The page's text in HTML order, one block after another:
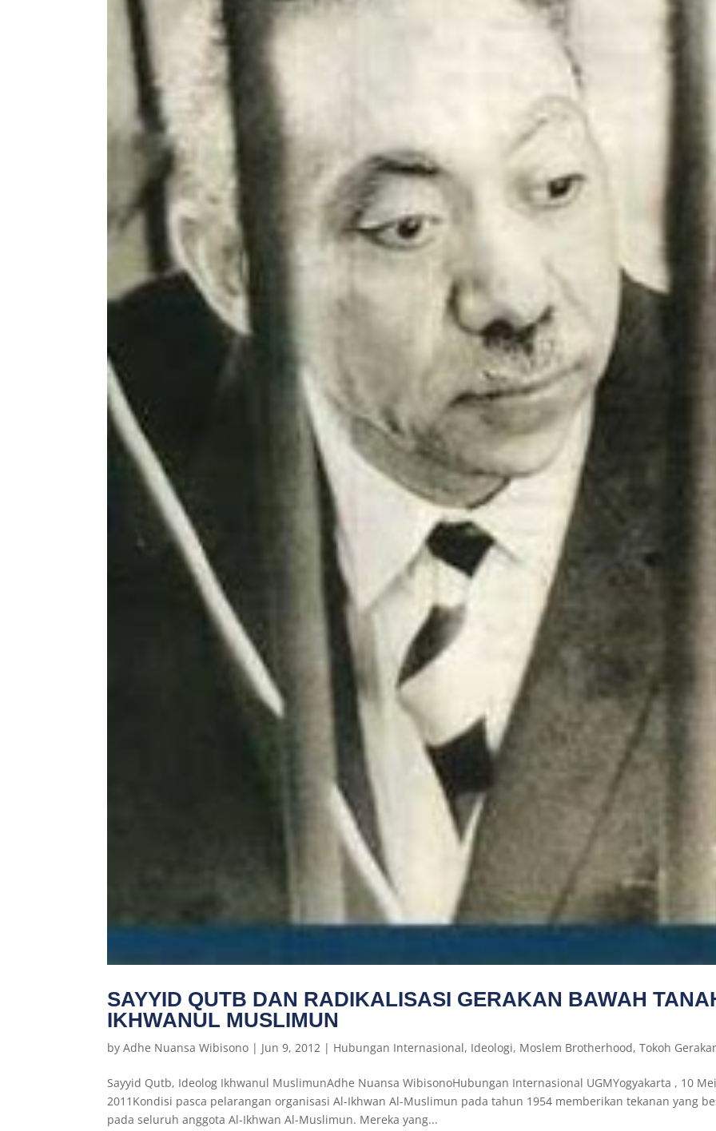
SAYYID QUTB DAN RADIKALISASI GERAKAN BAWAH
IKHWANUL MUSLIMUN
byAdhe Nuansa Wibisono | Jun 9, 2012 | Hubungan Internasional, Ideologi, Moslem Brotherhood,Tokoh
Sayyid Qutb, Ideolog Ikhwanul MuslimunAdhe Nuansa WibisonoHubungan Internasional UGMYogyakarta , 10
2011Kondisi pasca pelarangan organisasi Al-Ikhwan Al-Muslimun pada tahun 1954 memberikan tekanan yang
pada seluruh anggota Al-Ikhwan Al-Muslimun. Mereka yang...